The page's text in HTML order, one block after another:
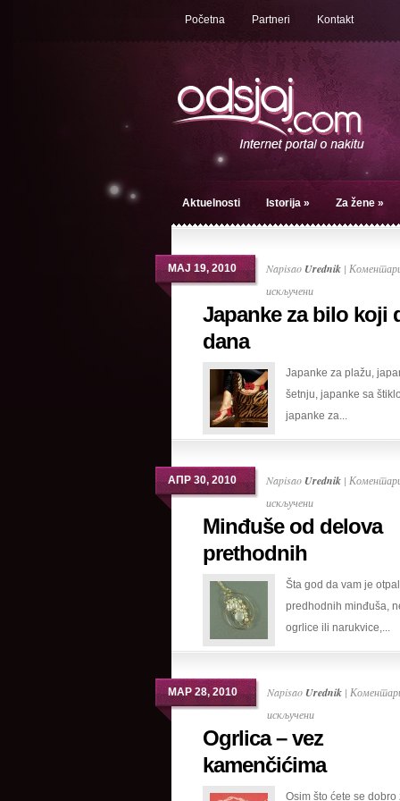
Početna Partneri Kontakt
Aktuelnosti Istorija » Za žene »
МАЈ 19, 2010 Napisao Urednik |
искљученина
Japanke
koji
deo
dana
Japanke za bilo koji
dana
Japanke za plažu,
šetnju, japanke sa
japanke za...
АПР 30, 2010 Napisao Urednik |
искљученина
Minđuše
prethodnih
Minđuše od delova
prethodnih
Šta god da vam je
predhodnih minđuša,
ogrlice ili narukvice,...
МАР 28, 2010 Napisao Urednik |
искљученина
Ogrlica
Ogrlica – vez
kamenčićima
Osim što ćete se dobro